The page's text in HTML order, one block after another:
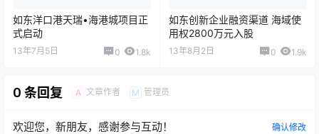
如东洋口港天瑞•海港城项目正
式启动
13年7月5日 0 1.8k
如东创新企业融资渠道 海域使
用权2800万元入股
13年8月2日 0 1.9k
0 条回复 A 文章作者 M 管理员
欢迎您，新朋友，感谢参与互动！ 确认修改